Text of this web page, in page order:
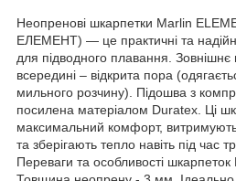
Неопренові шкарпетки Marlin
ЕЛЕМЕНТ) — це практичні та
для підводного плавання. Зовнішнє
всередині – відкрита пора
мильного розчину). Підошва з
посилена матеріалом Duratex. Ці
максимальний комфорт,
та зберігають тепло навіть під час
Переваги та особливості